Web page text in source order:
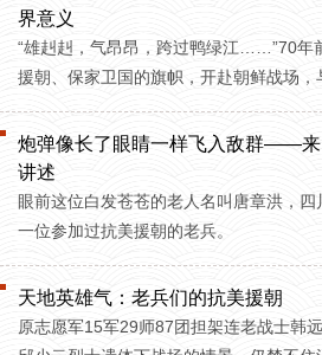
界意义
“雄赳赳，气昂昂，跨过鸭绿江……”70年
援朝、保家卫国的旗帜，开赴朝鲜战场
之战，为世界和平和人类进步事业作出了
炮弹像长了眼睛一样飞入敌群——来
讲述
眼前这位白发苍苍的老人名叫唐章洪，
一位参加过抗美援朝的老兵。
天地英雄气：老兵们的抗美援朝
原志愿军15军29师87团担架连老战士韩